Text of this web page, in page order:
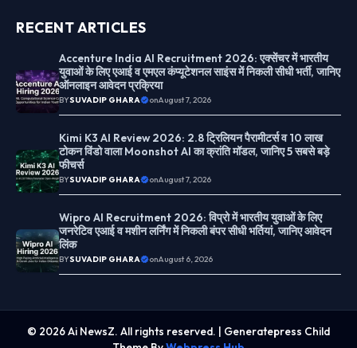
RECENT ARTICLES
Accenture India AI Recruitment 2026: एक्सेंचर में भारतीय
युवाओं के लिए एआई व एमएल कंप्यूटेशनल साइंस में निकली सीधी भर्ती, जानिए
ऑनलाइन आवेदन प्रक्रिया
BYSUVADIP GHARA onAugust 7, 2026
Kimi K3 AI Review 2026: 2.8 ट्रिलियन पैरामीटर्स व 10 लाख
टोकन विंडो वाला Moonshot AI का क्रांति मॉडल, जानिए 5 सबसे बड़े
फीचर्स
BYSUVADIP GHARA onAugust 7, 2026
Wipro AI Recruitment 2026: विप्रो में भारतीय युवाओं के लिए
जनरेटिव एआई व मशीन लर्निंग में निकली बंपर सीधी भर्तियां, जानिए आवेदन
लिंक
BYSUVADIP GHARA onAugust 6, 2026
© 2026 Ai NewsZ. All rights reserved. | Generatepress Child